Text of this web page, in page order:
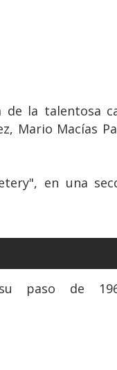
de la talentosa
Mario Macías
en una
paso de